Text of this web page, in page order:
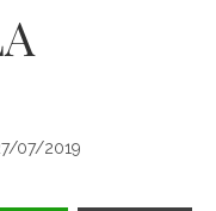
07/2019